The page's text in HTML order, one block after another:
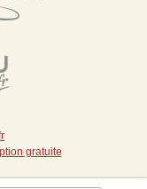
gratuite